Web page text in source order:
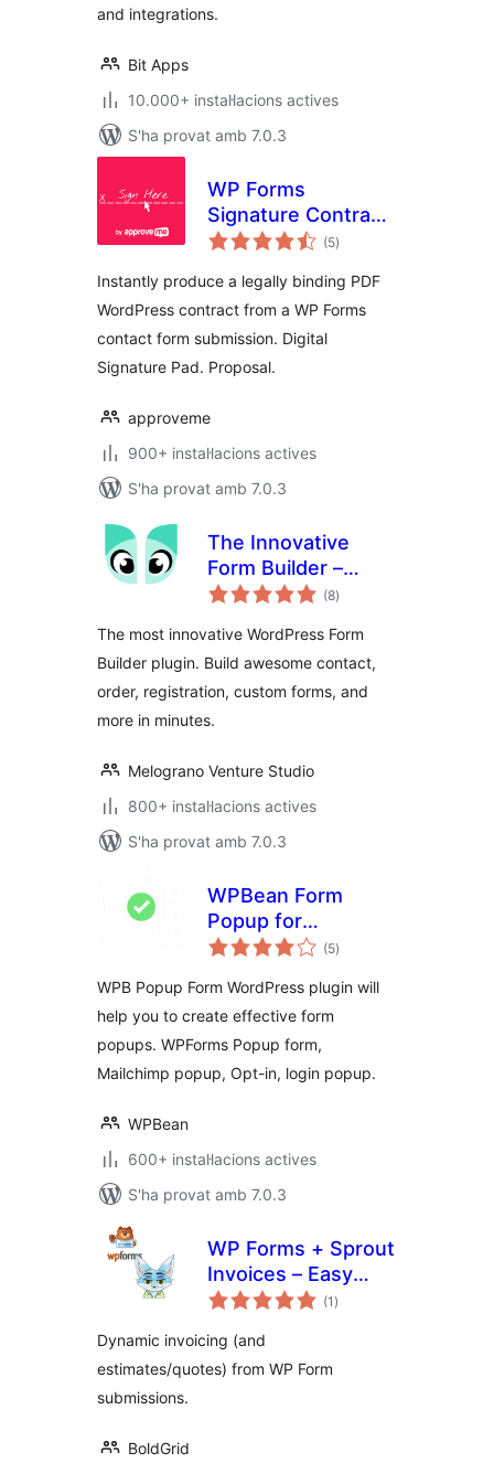
and integrations.
Bit Apps
10.000+ instal·lacions actives
S'ha provat amb 7.0.3
WP Forms
Signature Contract
Add-On
(5puntuacions
totals
)
Instantly produce a legally binding PDF
WordPress contract from a WP Forms
contact form submission. Digital
Signature Pad. Proposal.
approveme
900+ instal·lacions actives
S'ha provat amb 7.0.3
The Innovative
Form Builder –
IvyForms
(8puntuacions
totals
)
The most innovative WordPress Form
Builder plugin. Build awesome contact,
order, registration, custom forms, and
more in minutes.
Melograno Venture Studio
800+ instal·lacions actives
S'ha provat amb 7.0.3
WPBean Form
Popup for
WPForms and
Create Popup
Forms Easily
(5puntuacions
totals
)
WPB Popup Form WordPress plugin will
help you to create effective form
popups. WPForms Popup form,
Mailchimp popup, Opt-in, login popup.
WPBean
600+ instal·lacions actives
S'ha provat amb 7.0.3
WP Forms + Sprout
Invoices – Easy
Invoice & Quote
(1 puntuacions
totals
)
Dynamic invoicing (and
estimates/quotes) from WP Form
submissions.
BoldGrid